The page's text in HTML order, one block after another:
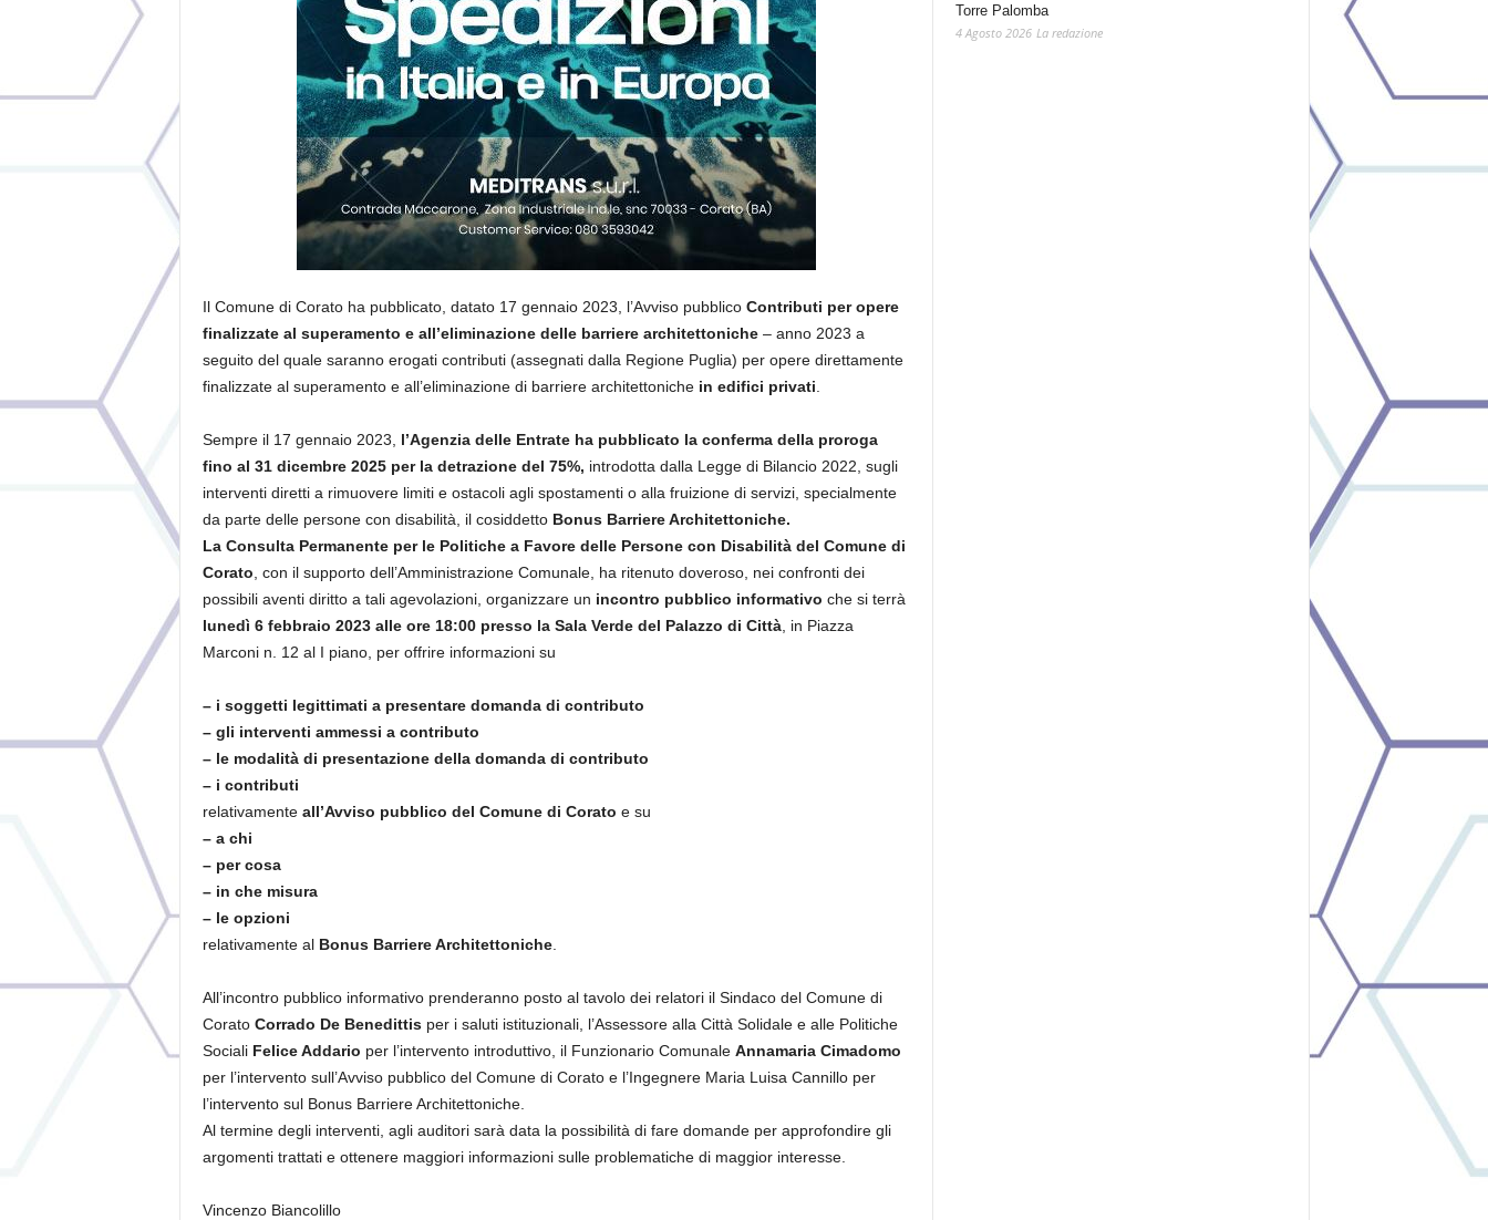
Il Comune di Corato ha pubblicato, datato 17 gennaio 2023, l’Avviso pubblicoContributi per opere
finalizzate al superamento e all’eliminazione delle barriere architettoniche– anno 2023 a
seguito del quale saranno erogati contributi (assegnati dalla Regione Puglia) per opere direttamente
finalizzate al superamento e all’eliminazione di barriere architettoniche in edifici privati
Sempre il 17 gennaio 2023, l’Agenzia delle Entrate ha pubblicato la conferma della proroga
fino al 31 dicembre 2025 per la detrazione del 75%, introdotta dalla Legge di Bilancio 2022, sugli
interventi diretti a rimuovere limiti e ostacoli agli spostamenti o alla fruizione di servizi, specialmente
da parte delle persone con disabilità, il cosiddetto Bonus Barriere Architettoniche.
La Consulta Permanente per le Politiche a Favore delle Persone con Disabilità del Comune di
Corato , con il supporto dell’Amministrazione Comunale, ha ritenuto doveroso, nei confronti dei
possibili aventi diritto a tali agevolazioni, organizzare un incontro pubblico informativo che si terrà
lunedì 6 febbraio 2023 alle ore 18:00 presso la Sala Verde del Palazzo di Città, in Piazza
Marconi n. 12 al I piano, per offrire informazioni su
– i soggetti legittimati a presentare domanda di contributo
– gli interventi ammessi a contributo
– le modalità di presentazione della domanda di contributo
– i contributi
relativamente all’Avviso pubblico del Comune di Corato e su
– a chi
– per cosa
– in che misura
– le opzioni
relativamente al Bonus Barriere Architettoniche.
All’incontro pubblico informativo prenderanno posto al tavolo dei relatori il Sindaco del Comune di
Corato Corrado De Benedittisper i saluti istituzionali, l’Assessore alla Città Solidale e alle Politiche
Sociali Felice Addario per l’intervento introduttivo, il Funzionario Comunale Annamaria Cimadomo
per l’intervento sull’Avviso pubblico del Comune di Corato e l’Ingegnere Maria Luisa Cannillo per
l’intervento sul Bonus Barriere Architettoniche.
Al termine degli interventi, agli auditori sarà data la possibilità di fare domande per approfondire gli
argomenti trattati e ottenere maggiori informazioni sulle problematiche di maggior interesse.
Vincenzo Biancolillo
Torre Palomba
4 Agosto 2026 La redazione